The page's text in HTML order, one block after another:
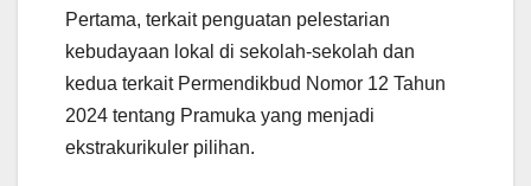
Pertama, terkait penguatan pelestarian
kebudayaan lokal di sekolah-sekolah dan
kedua terkait Permendikbud Nomor 12 Tahun
2024 tentang Pramuka yang menjadi
ekstrakurikuler pilihan.